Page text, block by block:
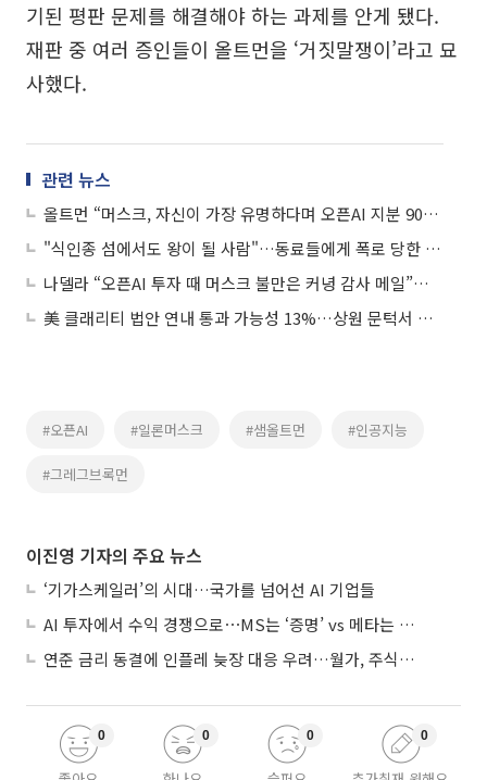
기된 평판 문제를 해결해야 하는 과제를 안게 됐다.
재판 중 여러 증인들이 올트먼을 ‘거짓말쟁이’라고 묘
사했다.
관련 뉴스
올트먼 “머스크, 자신이 가장 유명하다며 오픈AI 지분 90% 요구”
"식인종 섬에서도 왕이 될 사람"…동료들에게 폭로 당한 올트먼
나델라 “오픈AI 투자 때 머스크 불만은 커녕 감사 메일”⋯스모킹건 되나
美 클래리티 법안 연내 통과 가능성 13%…상원 문턱서 제동
#오픈AI #일론머스크 #샘올트먼 #인공지능
#그레그브록먼
이진영 기자의 주요 뉴스
‘기가스케일러’의 시대…국가를 넘어선 AI 기업들
AI 투자에서 수익 경쟁으로⋯MS는 ‘증명’ vs 메타는 ‘숙제’
연준 금리 동결에 인플레 늦장 대응 우려…월가, 주식도 채권도 던졌다
0 0 0 0